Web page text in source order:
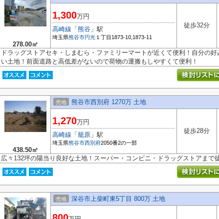
278.00㎡
1,300万円
高崎線 「 熊谷 」駅
埼玉県熊谷市円光 １丁目1873-10,1873-11
徒歩32分
ドラッグストアセキ・しまむら・ファミリーマートが近くて便利！自分の
い土地！前面道路と高低差がないので荷物の運搬もしやすくて便利！
438.50㎡
売地 熊谷市西別府 1270万 土地
1,270万円
高崎線 「 籠原 」駅
埼玉県熊谷市西別府2050番2の一部
徒歩28分
広々132坪の陽当り良好な土地！スーパー・コンビニ・ドラッグストアまで
売地 深谷市上柴町東5丁目 800万 土地